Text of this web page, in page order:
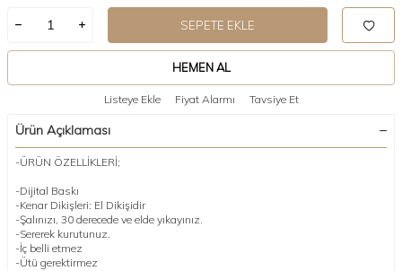
SEPETE EKLE
HEMEN AL
Listeye Ekle Fiyat Alarmı Tavsiye Et
Ürün Açıklaması
-ÜRÜN ÖZELLİKLERİ;
-Dijital Baskı
-Kenar Dikişleri: El Dikişidir
-Şalınızı, 30 derecede ve elde yıkayınız.
-Sererek kurutunuz.
-İç belli etmez
-Ütü gerektirmez